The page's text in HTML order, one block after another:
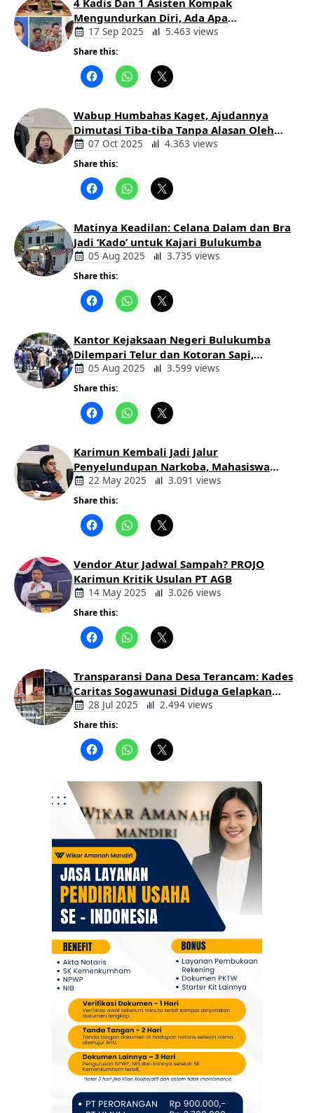
4 Kadis Dan 1 Asisten Kompak
Mengundurkan Diri, Ada Apa
Pemerintahan Oloan
17 Sep 2025 5.463 views
Share this:
Wabup Humbahas Kaget, Ajudannya
Dimutasi Tiba-tiba Tanpa Alasan Oleh
Bupati
07 Oct 2025 4.363 views
Share this:
Matinya Keadilan: Celana Dalam dan Bra
Jadi ‘Kado’ untuk Kajari Bulukumba
05 Aug 2025 3.735 views
Share this:
Kantor Kejaksaan Negeri Bulukumba
Dilempari Telur dan Kotoran Sapi,
Keluarga Korban Lakalantas Tuntut
Keadilan
05 Aug 2025 3.599 views
Share this:
Karimun Kembali Jadi Jalur
Penyelundupan Narkoba, Mahasiswa
Desak Pemkab dan Aparat Bertindak
Tegas
22 May 2025 3.091 views
Share this:
Vendor Atur Jadwal Sampah? PROJO
Karimun Kritik Usulan PT AGB
14 May 2025 3.026 views
Share this:
Transparansi Dana Desa Terancam: Kades
Caritas Sogawunasi Diduga Gelapkan
Bantuan untuk Warga
28 Jul 2025 2.494 views
Share this: